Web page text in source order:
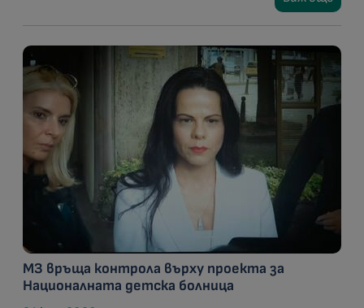
МЗ връща контрола върху проекта за
Националната детска болница